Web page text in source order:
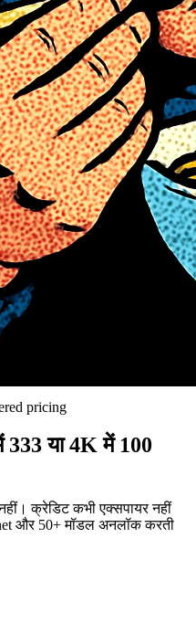
pricing
या 4K में 100
क्रेडिट कभी एक्सपायर नहीं
और 50+ मॉडल अनलॉक करती